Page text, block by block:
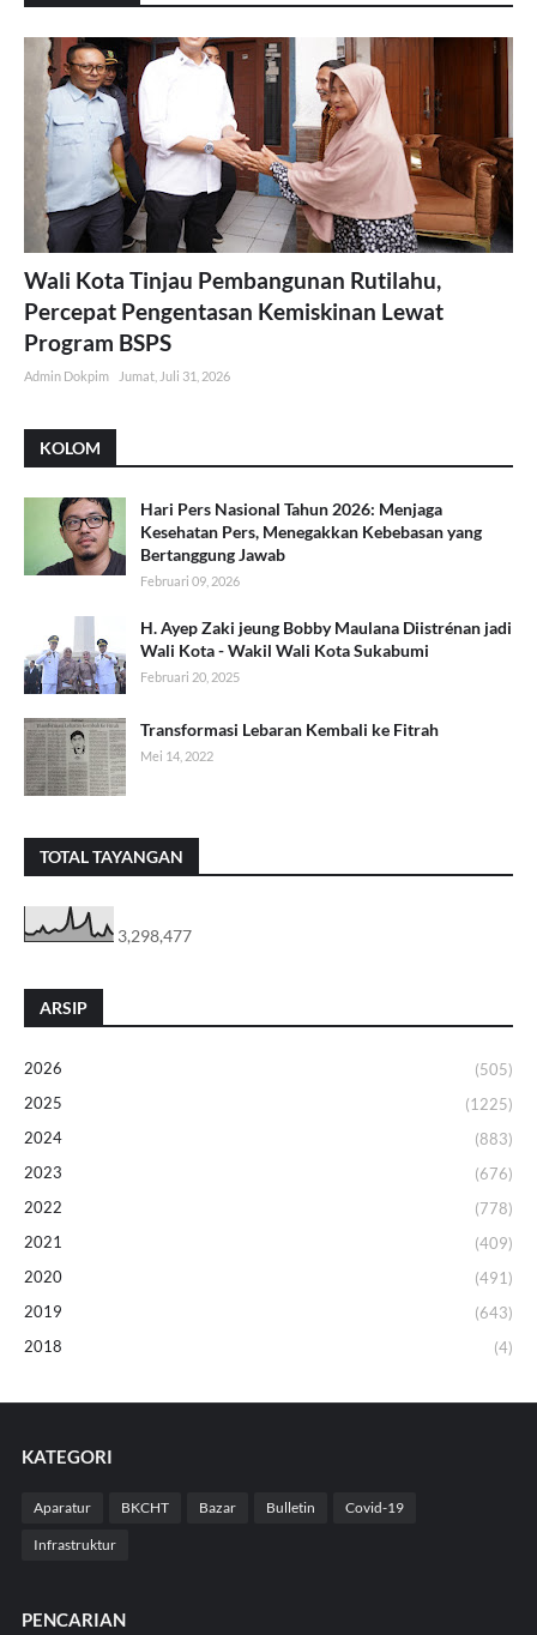
Wali Kota Tinjau Pembangunan Rutilahu,
Percepat Pengentasan Kemiskinan Lewat
Program BSPS
Admin Dokpim Jumat, Juli 31, 2026
KOLOM
Hari Pers Nasional Tahun 2026: Menjaga
Kesehatan Pers, Menegakkan Kebebasan yang
Bertanggung Jawab
Februari 09, 2026
H. Ayep Zaki jeung Bobby Maulana Diistrénan jadi
Wali Kota - Wakil Wali Kota Sukabumi
Februari 20, 2025
Transformasi Lebaran Kembali ke Fitrah
Mei 14, 2022
TOTAL TAYANGAN
3,298,477
ARSIP
2026
(505)
2025
(1225)
2024
(883)
2023
(676)
2022
(778)
2021
(409)
2020
(491)
2019
(643)
2018
(4)
KATEGORI
Aparatur BKCHT Bazar Bulletin Covid-19
Infrastruktur
PENCARIAN